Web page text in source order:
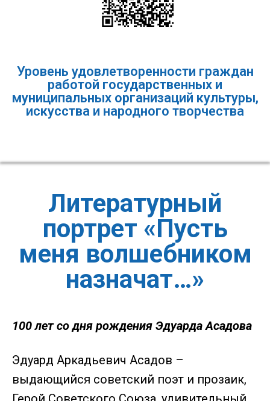
Уровень удовлетворенности граждан
работой государственных и
муниципальных организаций культуры,
искусства и народного творчества
Литературный
портрет «Пусть
меня волшебником
назначат…»
100 лет со дня рождения Эдуарда Асадова
Эдуард Аркадьевич Асадов –
выдающийся советский поэт и прозаик,